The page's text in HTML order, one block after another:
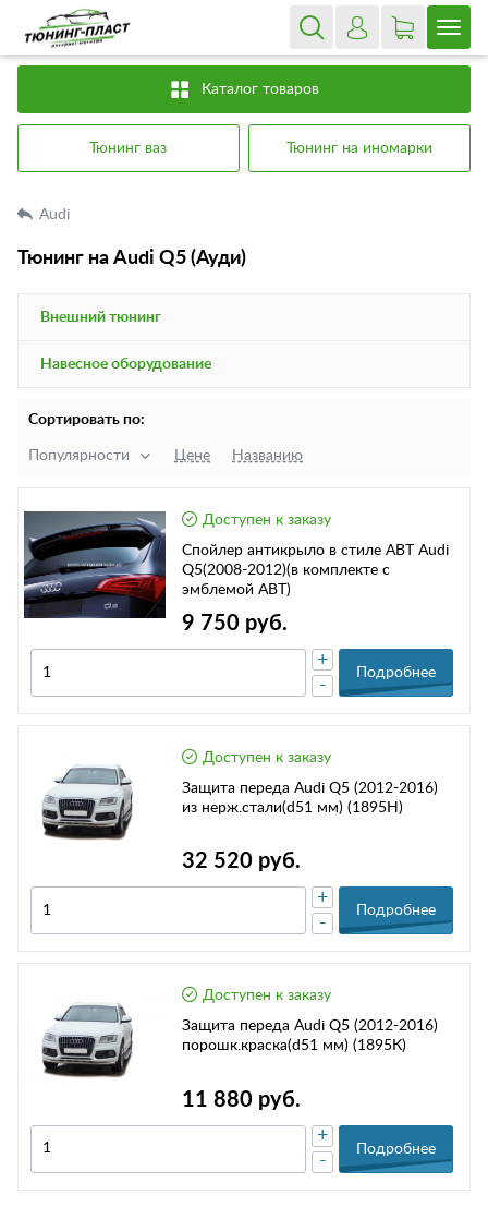
Каталог товаров
Тюнинг ваз Тюнинг на иномарки
Audi
Тюнинг на Audi Q5 (Ауди)
Внешний тюнинг
Навесное оборудование
Сортировать по:
Популярности Цене Названию
Доступен к заказу
Спойлер антикрыло в стиле АВТ Audi
Q5(2008-2012)(в комплекте с
эмблемой АВТ)
9 750 руб.
-
+
Подробнее
Доступен к заказу
Защита переда Audi Q5 (2012-2016)
из нерж.стали(d51 мм) (1895Н)
32 520 руб.
-
+
Подробнее
Доступен к заказу
Защита переда Audi Q5 (2012-2016)
порошк.краска(d51 мм) (1895К)
11 880 руб.
-
+
Подробнее